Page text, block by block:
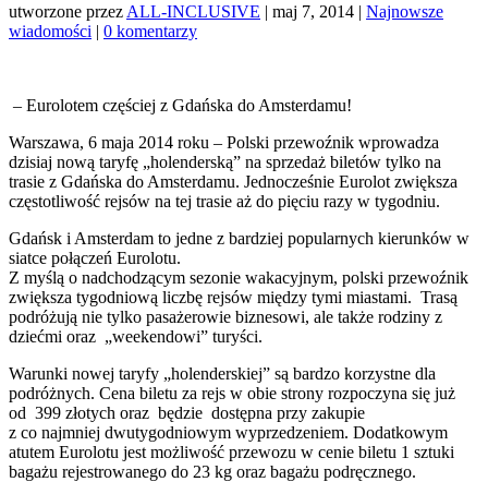
utworzone przez ALL-INCLUSIVE | maj 7, 2014 | Najnowsze
wiadomości | 0 komentarzy
– Eurolotem częściej z Gdańska do Amsterdamu!
Warszawa, 6 maja 2014 roku – Polski przewoźnik wprowadza
dzisiaj nową taryfę „holenderską” na sprzedaż biletów tylko na
trasie z Gdańska do Amsterdamu. Jednocześnie Eurolot zwiększa
częstotliwość rejsów na tej trasie aż do pięciu razy w tygodniu.
Gdańsk i Amsterdam to jedne z bardziej popularnych kierunków w
siatce połączeń Eurolotu.
Z myślą o nadchodzącym sezonie wakacyjnym, polski przewoźnik
zwiększa tygodniową liczbę rejsów między tymi miastami. Trasą
podróżują nie tylko pasażerowie biznesowi, ale także rodziny z
dziećmi oraz „weekendowi” turyści.
Warunki nowej taryfy „holenderskiej” są bardzo korzystne dla
podróżnych. Cena biletu za rejs w obie strony rozpoczyna się już
od 399 złotych oraz będzie dostępna przy zakupie
z co najmniej dwutygodniowym wyprzedzeniem. Dodatkowym
atutem Eurolotu jest możliwość przewozu w cenie biletu 1 sztuki
bagażu rejestrowanego do 23 kg oraz bagażu podręcznego.